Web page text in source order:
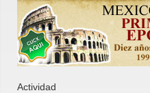
Actividad